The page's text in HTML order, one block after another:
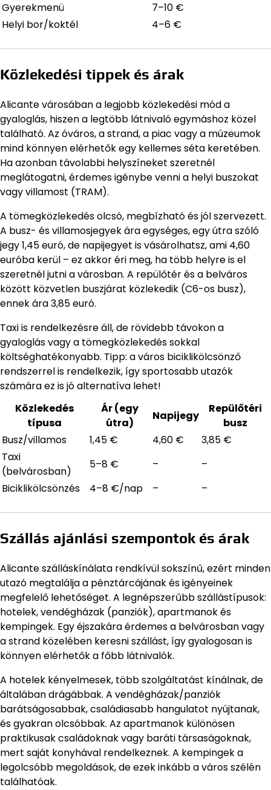
Gyerekmenü
7–10 €
Helyi bor/koktél
4–6 €
Közlekedési tippek és árak
Alicante városában a legjobb közlekedési mód a
gyaloglás, hiszen a legtöbb látnivaló egymáshoz közel
található. Az óváros, a strand, a piac vagy a múzeumok
mind könnyen elérhetők egy kellemes séta keretében.
Ha azonban távolabbi helyszíneket szeretnél
meglátogatni, érdemes igénybe venni a helyi buszokat
vagy villamost (TRAM).
A tömegközlekedés olcsó, megbízható és jól szervezett.
A busz- és villamosjegyek ára egységes, egy útra szóló
jegy 1,45 euró, de napijegyet is vásárolhatsz, ami 4,60
euróba kerül – ez akkor éri meg, ha több helyre is el
szeretnél jutni a városban. A repülőtér és a belváros
között közvetlen buszjárat közlekedik (C6-os busz),
ennek ára 3,85 euró.
Taxi is rendelkezésre áll, de rövidebb távokon a
gyaloglás vagy a tömegközlekedés sokkal
költséghatékonyabb. Tipp: a város biciklikölcsönző
rendszerrel is rendelkezik, így sportosabb utazók
számára ez is jó alternatíva lehet!
Közlekedés
típusa
Ár (egy
útra)
Napijegy
Repülőtéri
busz
Busz/villamos
1,45 € 4,60 €
3,85 €
Taxi
(belvárosban)
5–8 € –
–
Biciklikölcsönzés
4–8 €/nap – –
Szállás ajánlási szempontok és árak
Alicante szálláskínálata rendkívül sokszínű, ezért minden
utazó megtalálja a pénztárcájának és igényeinek
megfelelő lehetőséget. A legnépszerűbb szállástípusok:
hotelek, vendégházak (panziók), apartmanok és
kempingek. Egy éjszakára érdemes a belvárosban vagy
a strand közelében keresni szállást, így gyalogosan is
könnyen elérhetők a főbb látnivalók.
A hotelek kényelmesek, több szolgáltatást kínálnak, de
általában drágábbak. A vendégházak/panziók
barátságosabbak, családiasabb hangulatot nyújtanak,
és gyakran olcsóbbak. Az apartmanok különösen
praktikusak családoknak vagy baráti társaságoknak,
mert saját konyhával rendelkeznek. A kempingek a
legolcsóbb megoldások, de ezek inkább a város szélén
találhatóak.